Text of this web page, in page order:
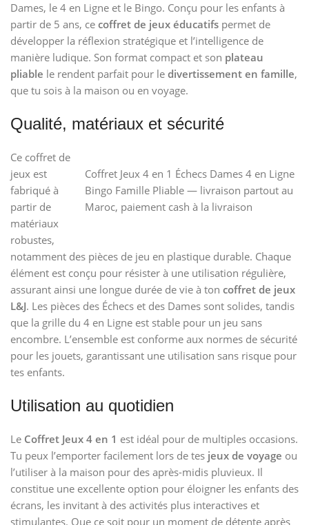
Dames, le 4 en Ligne et le Bingo. Conçu pour les enfants à
partir de 5 ans, ce coffret de jeux éducatifs permet de
développer la réflexion stratégique et l’intelligence de
manière ludique. Son format compact et son plateau
pliable le rendent parfait pour le divertissement en famille,
que tu sois à la maison ou en voyage.
Qualité, matériaux et sécurité
Coffret Jeux 4 en 1 Échecs Dames 4 en Ligne
Bingo Famille Pliable — livraison partout au
Maroc, paiement cash à la livraison
Ce coffret de
jeux est
fabriqué à
partir de
matériaux
robustes,
notamment des pièces de jeu en plastique durable. Chaque
élément est conçu pour résister à une utilisation régulière,
assurant ainsi une longue durée de vie à ton coffret de jeux
L&J. Les pièces des Échecs et des Dames sont solides, tandis
que la grille du 4 en Ligne est stable pour un jeu sans
encombre. L’ensemble est conforme aux normes de sécurité
pour les jouets, garantissant une utilisation sans risque pour
tes enfants.
Utilisation au quotidien
Le Coffret Jeux 4 en 1 est idéal pour de multiples occasions.
Tu peux l’emporter facilement lors de tes jeux de voyage ou
l’utiliser à la maison pour des après-midis pluvieux. Il
constitue une excellente option pour éloigner les enfants des
écrans, les invitant à des activités plus interactives et
stimulantes. Que ce soit pour un moment de détente après